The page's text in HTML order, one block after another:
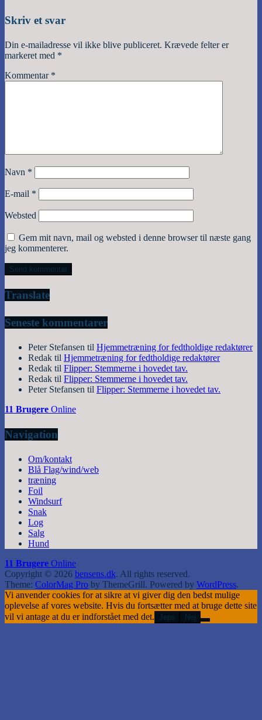
Skriv et svar
Din e-mailadresse vil ikke blive publiceret. Krævede felter er
markeret med *
Kommentar *
Navn *
E-mail *
Websted
Gem mit navn, mail og websted i denne browser til næste gang
jeg kommenterer.
Translate
Seneste kommentarer
Peter Stefansen til Hjemmetræning for fedtholdige redaktører
Redak til Hjemmetræning for fedtholdige redaktører
Redak til Flipper: Stemmerne i hovedet tav.
Redak til Flipper: Stemmerne i hovedet tav.
Peter Stefansen til Flipper: Stemmerne i hovedet tav.
11 Brugere Online
Navigation
Om/kontakt
Blå Flag/wind/web
træning
Foil
Windsurf
Snak
Log
Salg
Hund
11 Brugere Online
Copyright © 2026 bensens.dk. All rights reserved.
Theme: ColorMag Pro by ThemeGrill. Powered by WordPress.
Vi anvender cookies for at sikre at vi giver dig den bedst mulige
oplevelse af vores website. Hvis du fortsætter med at bruge dette site
vil vi antage at du er indforstået med det. Jeps Nej